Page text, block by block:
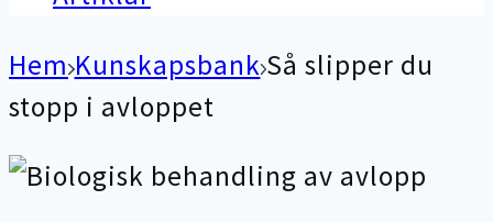
Hem Kunskapsbank Så slipper du
stopp i avloppet